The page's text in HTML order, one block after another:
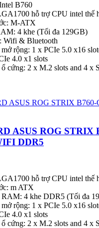
B760
hỗ trợ CPU intel thế
M-ATX
4 khe (Tối đa 129GB)
Wifi & Bluetooth
rộng: 1 x PCIe 5.0 x16
4.0 x1 slots
cứng: 2 x M.2 slots and 4 x
ASUS ROG STRIX
DDR5
hỗ trợ CPU intel thế
m ATX
RAM: 4 khe DDR5 (Tối đa
rộng: 1 x PCIe 5.0 x16
4.0 x1 slots
cứng: 2 x M.2 slots and 4 x